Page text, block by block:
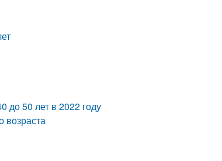
до 50 лет в 2022 году
возраста